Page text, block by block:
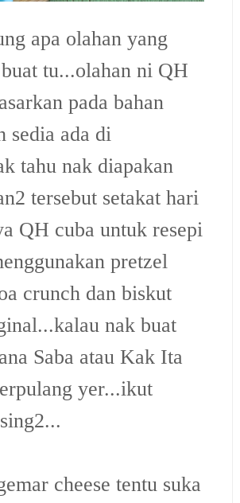
apa olahan yang
tu...olahan ni QH
pada bahan
sedia ada di
tahu nak diapakan
tersebut setakat hari
QH cuba untuk resepi
pretzel
crunch dan biskut
nak buat
Saba atau Kak Ita
yer...ikut
cheese tentu suka